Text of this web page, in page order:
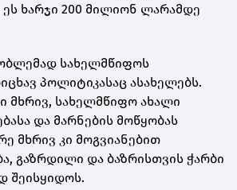
ხარჯი 200 მილიონ ლარამდე
სახელმწიფოს
პოლიტიკასაც ასახელებს.
მხრივ, სახელმწიფო ახალი
და მარნების მოწყობას
მხრივ კი მოგვიანებით
გაზრდილი და ბაზრისთვის ჭარბი
შეისყიდოს.